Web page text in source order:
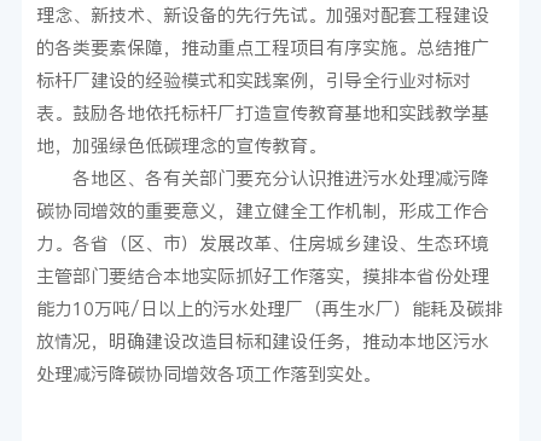
理念、新技术、新设备的先行先试。加强对配套工程建设
的各类要素保障，推动重点工程项目有序实施。总结推广
标杆厂建设的经验模式和实践案例，引导全行业对标对
表。鼓励各地依托标杆厂打造宣传教育基地和实践教学基
地，加强绿色低碳理念的宣传教育。
各地区、各有关部门要充分认识推进污水处理减污降
碳协同增效的重要意义，建立健全工作机制，形成工作合
力。各省（区、市）发展改革、住房城乡建设、生态环境
主管部门要结合本地实际抓好工作落实，摸排本省份处理
能力10万吨/日以上的污水处理厂（再生水厂）能耗及碳排
放情况，明确建设改造目标和建设任务，推动本地区污水
处理减污降碳协同增效各项工作落到实处。